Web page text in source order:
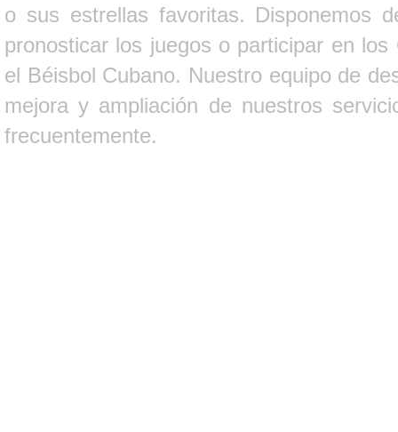
o sus estrellas favoritas. Disponemos
pronosticar los juegos o participar en
el Béisbol Cubano. Nuestro equipo de
mejora y ampliación de nuestros
frecuentemente.